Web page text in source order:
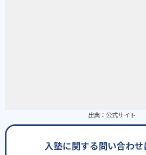
出典： 公式サイト
入塾に関する問い合わせ